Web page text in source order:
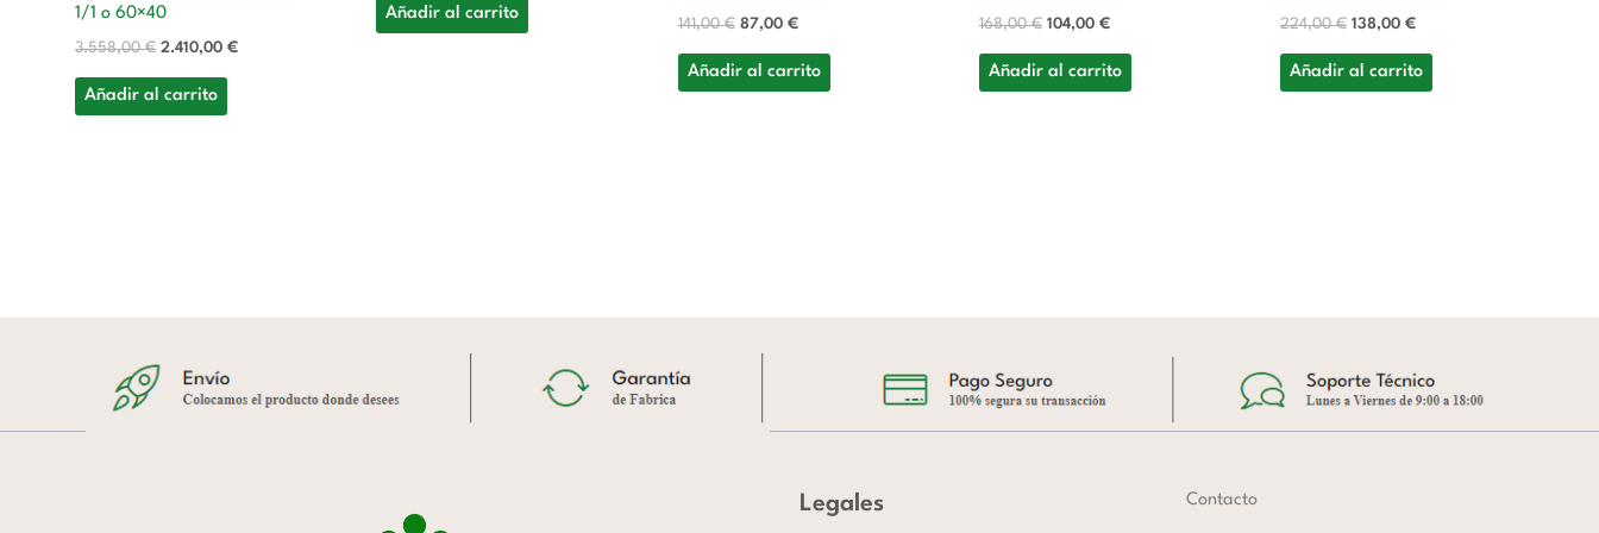
1/1 o 60×40
3.558,00€ 2.410,00€
Añadir al carrito
Añadir al carrito
141,00€ 87,00 €
Añadir al carrito
168,00€ 104,00 €
Añadir al carrito
224,00€ 138,00 €
Añadir al carrito
Legales Contacto